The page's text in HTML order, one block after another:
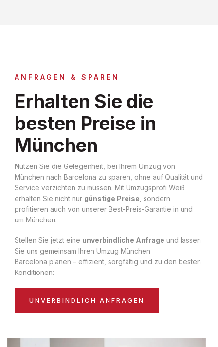
ANFRAGEN & SPAREN
Erhalten Sie die
besten Preise in
München
Nutzen Sie die Gelegenheit, bei Ihrem Umzug von
München nach Barcelona zu sparen, ohne auf Qualität und
Service verzichten zu müssen. Mit Umzugsprofi Weiß
erhalten Sie nicht nur günstige Preise , sondern
profitieren auch von unserer Best-Preis-Garantie in und
um München.
Stellen Sie jetzt eine unverbindliche Anfrage und lassen
Sie uns gemeinsam Ihren Umzug München
Barcelona planen – effizient, sorgfältig und zu den besten
Konditionen:
UNVERBINDLICH ANFRAGEN